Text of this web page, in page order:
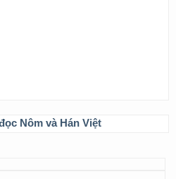
Nôm và Hán Việt